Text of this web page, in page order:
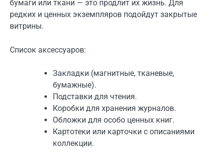
бумаги или ткани — это продлит их жизнь. Для
редких и ценных экземпляров подойдут закрытые
витрины.
Список аксессуаров:
Закладки (магнитные, тканевые,
бумажные).
Подставки для чтения.
Коробки для хранения журналов.
Обложки для особо ценных книг.
Картотеки или карточки с описаниями
коллекции.